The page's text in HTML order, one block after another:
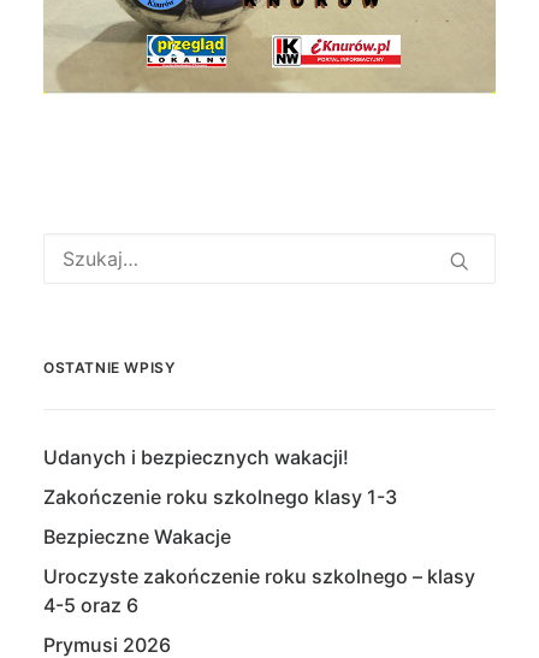
OSTATNIE WPISY
Udanych i bezpiecznych wakacji!
Zakończenie roku szkolnego klasy 1-3
Bezpieczne Wakacje
Uroczyste zakończenie roku szkolnego – klasy
4-5 oraz 6
Prymusi 2026